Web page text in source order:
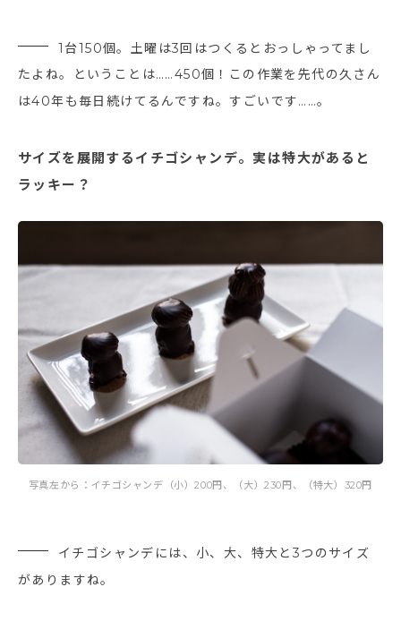
1台150個。土曜は3回はつくるとおっしゃってまし
たよね。ということは……450個！この作業を先代の久さん
は40年も毎日続けてるんですね。すごいです……。
サイズを展開するイチゴシャンデ。実は特大があると
ラッキー？
写真左から：イチゴシャンデ（小）200円、（大）230円、（特大）320円
イチゴシャンデには、小、大、特大と3つのサイズ
がありますね。